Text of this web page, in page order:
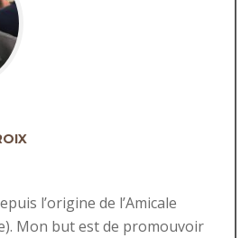
l’origine de l’Amicale
Mon but est de promouvoir